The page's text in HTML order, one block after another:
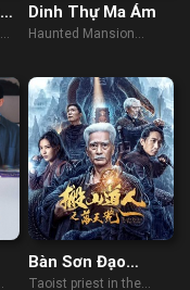
Dinh Thự Ma Ám
Haunted Mansion
Bàn Sơn Đạo
Nhân: Lạc Thiên
Taoist priest in the